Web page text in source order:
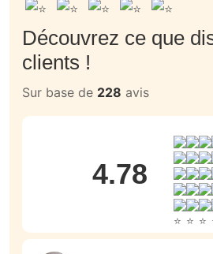
Découvrez ce que
clients !
Sur base de 228 avis
4.78